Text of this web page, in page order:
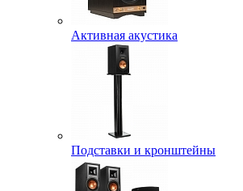
Активная акустика
Подставки и кронштейны